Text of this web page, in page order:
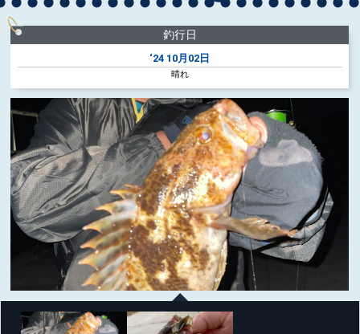
釣行日
‘24 10月02日
晴れ